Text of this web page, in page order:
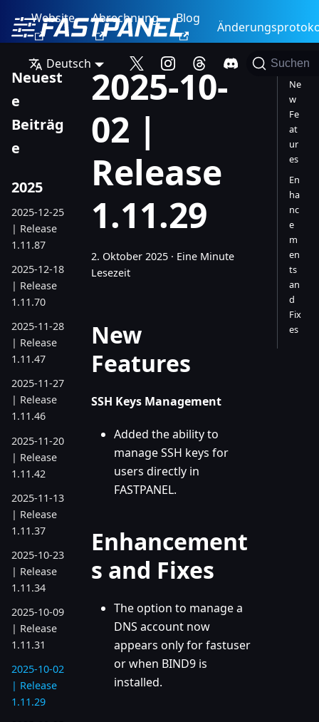
Website Abrechnung Blog
Deutsch Suchen
Neuest
e
Beiträg
e
2025
2025-12-25
| Release
1.11.87
2025-12-18
| Release
1.11.70
2025-11-28
| Release
1.11.47
2025-11-27
| Release
1.11.46
2025-11-20
| Release
1.11.42
2025-11-13
| Release
1.11.37
2025-10-23
| Release
1.11.34
2025-10-09
| Release
1.11.31
2025-10-02
| Release
1.11.29
2025-10-
02 |
Release
1.11.29
2. Oktober 2025 · Eine Minute
Lesezeit
New
Features
SSH Keys Management
Added the ability to
manage SSH keys for
users directly in
FASTPANEL.
Enhancement
s and Fixes
The option to manage a
DNS account now
appears only for fastuser
or when BIND9 is
installed.
Ne
w
Fe
at
ur
es
En
ha
nc
e
m
en
ts
an
d
Fix
es